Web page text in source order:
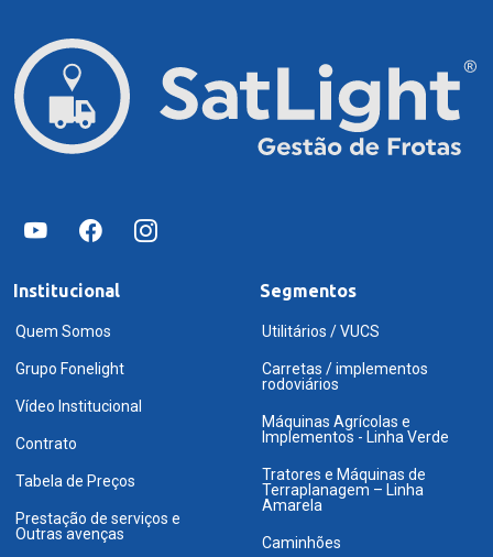
Institucional
Quem Somos
Grupo Fonelight
Vídeo Institucional
Contrato
Tabela de Preços
Prestação de serviços e
Outras avenças
Segmentos
Utilitários / VUCS
Carretas / implementos
rodoviários
Máquinas Agrícolas e
Implementos - Linha Verde
Tratores e Máquinas de
Terraplanagem – Linha
Amarela
Caminhões